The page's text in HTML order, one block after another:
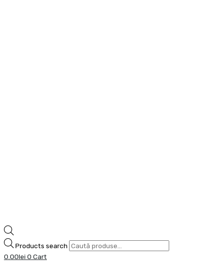
Products search
0.00lei 0 Cart